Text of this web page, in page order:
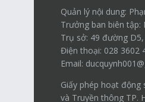
Quản lý nội dung:
Trưởng ban biên tập:
Trụ sở: 49 đường D5,
Điện thoại: 028 3602
Email:
Giấy phép hoạt
và Truyền thông TP.